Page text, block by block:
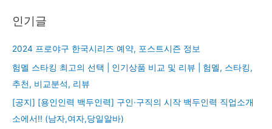
인기글
2024 프로야구 한국시리즈 예약, 포스트시즌 정보
험멜 스타킹 최고의 선택 | 인기상품 비교 및 리뷰 | 험멜, 스타킹,
추천, 비교분석, 리뷰
[공지] [용인인력 백두인력] 구인·구직의 시작 백두인력 직업소개
소에서!! (남자,여자,당일알바)